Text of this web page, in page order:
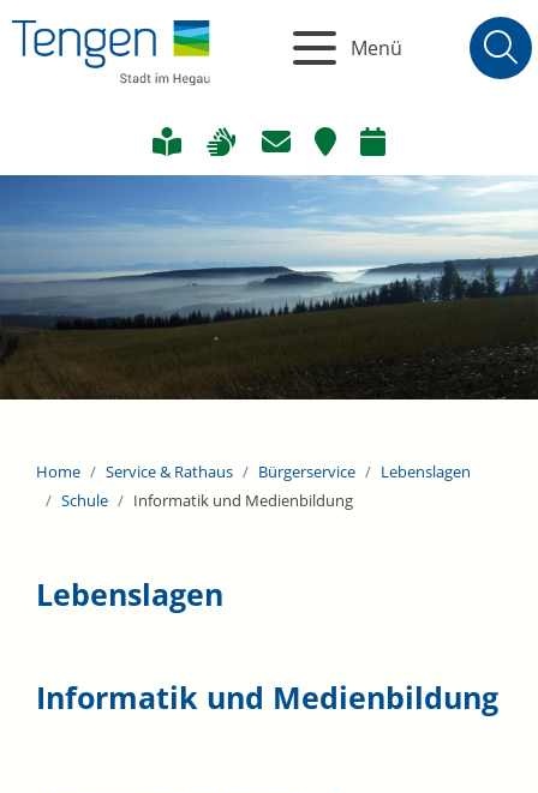
Menü
Home Service & Rathaus Bürgerservice
Lebenslagen
Schule
Informatik und Medienbildung
Lebenslagen
Informatik und Medienbildung